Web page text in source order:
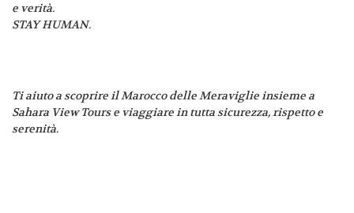
e verità.
STAY HUMAN.
Ti aiuto a scoprire il Marocco delle Meraviglie insieme a
Sahara View Tours e viaggiare in tutta sicurezza, rispetto e
serenità.